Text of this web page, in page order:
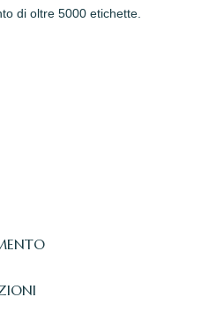
di oltre 5000 etichette.